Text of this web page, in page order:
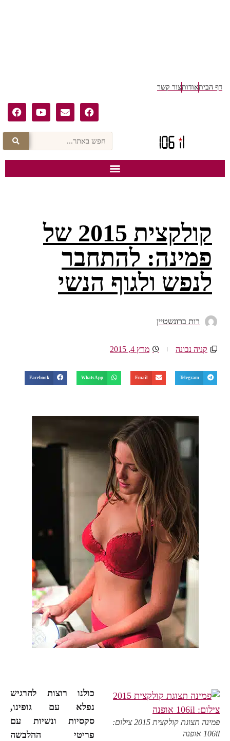
דף הביתאודותצור קשר
קולקצית 2015 של
פמינה: להתחבר
לנפש ולגוף הנשי
רות ברונשטיין
קניה נבונה מרץ 4, 2015
Telegram
Email
WhatsApp
Facebook
פמינה תצוגת קולקצית 2015 צילום:
106il אופנה
כולנו רוצות להרגיש
נפלא עם גופינו,
סקסיות ונשיות עם
פריטי ההלבשה